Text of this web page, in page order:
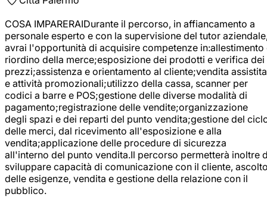
COSA IMPARERAIDurante il percorso, in affiancamento a
personale esperto e con la supervisione del tutor
avrai l'opportunità di acquisire competenze in:allestimento
riordino della merce;esposizione dei prodotti e verifica dei
prezzi;assistenza e orientamento al cliente;vendita assistita
e attività promozionali;utilizzo della cassa, scanner per
codici a barre e POS;gestione delle diverse modalità di
pagamento;registrazione delle vendite;organizzazione
degli spazi e dei reparti del punto vendita;gestione del
delle merci, dal ricevimento all'esposizione e alla
vendita;applicazione delle procedure di sicurezza
all'interno del punto vendita.Il percorso permetterà inoltre
sviluppare capacità di comunicazione con il cliente,
delle esigenze, vendita e gestione della relazione con il
pubblico.